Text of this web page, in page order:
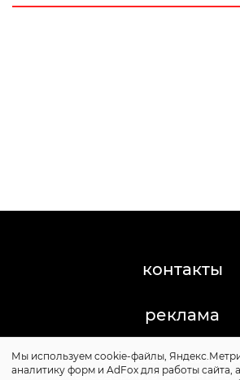
контакты
реклама
©2011-2026 Posta-
Сайт может содержать контент, не
Мы используем cookie-файлы,
аналитику форм и AdFox для работы сайта,